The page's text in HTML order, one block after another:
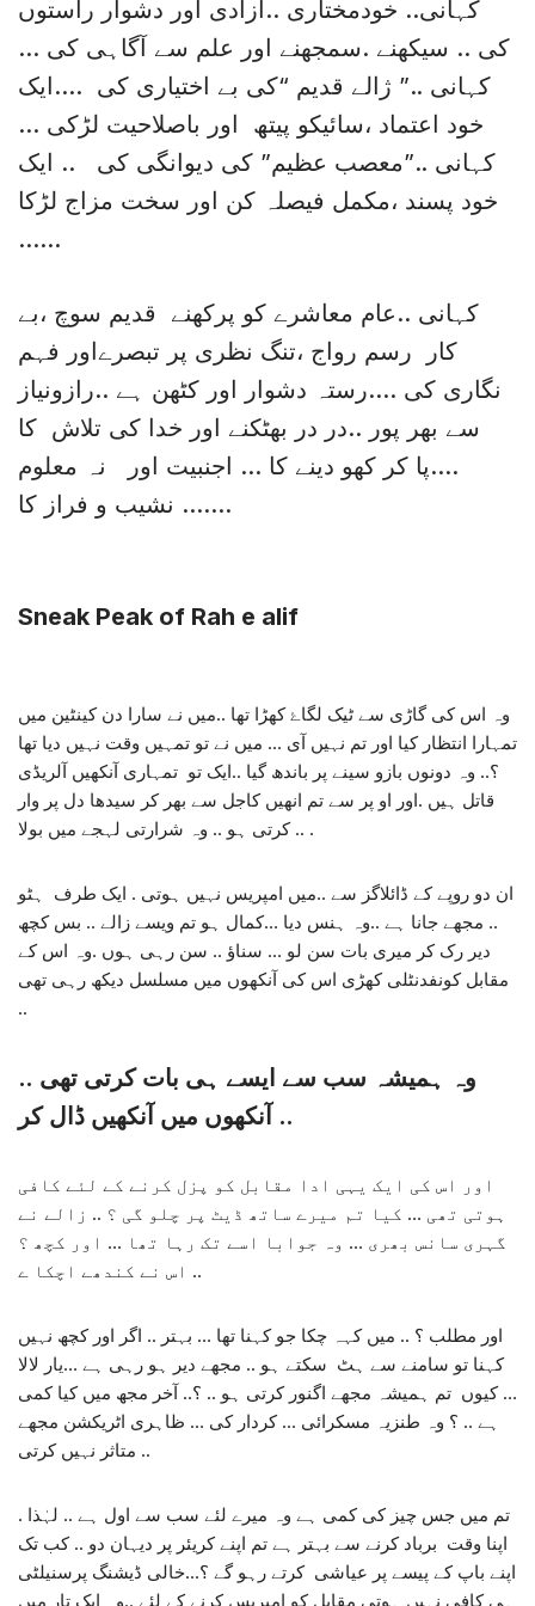
کہانی.. خودمختاری ..آزادی اور دشوار راستوں
کی .. سیکھنے .سمجھنے اور علم سے آگاہی کی …
کہانی ..” ژالے قدیم “کی بے اختیاری کی ….ایک
خود اعتماد ،سائیکو پیتھ اور باصلاحیت لڑکی …
کہانی ..”معصب عظیم” کی دیوانگی کی .. ایک
خود پسند ،مکمل فیصلہ کن اور سخت مزاج لڑکا
……
کہانی ..عام معاشرے کو پرکھنے قدیم سوچ ،بے
کار رسم رواج ،تنگ نظری پر تبصرےاور فہم
نگاری کی ….رستہ دشوار اور کٹھن ہے ..رازونیاز
سے بھر پور ..در در بھٹکنے اور خدا کی تلاش کا
….پا کر کھو دینے کا … اجنبیت اور نہ معلوم
نشیب و فراز کا …….
Sneak Peak of Rah e alif
وہ اس کی گاڑی سے ٹیک لگاۓ کھڑا تھا ..میں نے سارا دن کینٹین میں
تمہارا انتظار کیا اور تم نہیں آی … میں نے تو تمہیں وقت نہیں دیا تھا
؟.. وہ دونوں بازو سینے پر باندھ گیا ..ایک تو تمہاری آنکھیں آلریڈی
قاتل ہیں .اور او پر سے تم انھیں کاجل سے بھر کر سیدھا دل پر وار
کرتی ہو .. وہ شرارتی لہجے میں بولا .. .
ان دو روپے کے ڈائلاگز سے ..میں امپریس نہیں ہوتی . ایک طرف ہٹو
.. مجھے جانا ہے ..وہ ہنس دیا …کمال ہو تم ویسے زالے .. بس کچھ
دیر رک کر میری بات سن لو … سناؤ .. سن رہی ہوں .وہ اس کے
مقابل کونفدنٹلی کھڑی اس کی آنکھوں میں مسلسل دیکھ رہی تھی
..
وہ ہمیشہ سب سے ایسے ہی بات کرتی تھی ..
آنکھوں میں آنکھیں ڈال کر ..
اور اس کی ایک یہی ادا مقابل کو پزل کرنے کے لئے کافی
ہوتی تھی … کیا تم میرے ساتھ ڈیٹ پر چلو گی ؟ .. زالے نے
گہری سانس بھری … وہ جوابا اسے تک رہا تھا … اور کچھ ؟
اس نے کندھے اچکا ے ..
اور مطلب ؟ .. میں کہہ چکا جو کہنا تھا … بہتر .. اگر اور کچھ نہیں
کہنا تو سامنے سے ہٹ سکتے ہو .. مجھے دیر ہو رہی ہے …یار لالا
… کیوں تم ہمیشہ مجھے اگنور کرتی ہو .. ؟.. آخر مجھ میں کیا کمی
ہے .. ؟ وہ طنزیہ مسکرائی … کردار کی … ظاہری اٹریکشن مجھے
متاثر نہیں کرتی ..
. تم میں جس چیز کی کمی ہے وہ میرے لئے سب سے اول ہے .. لہٰذا
اپنا وقت برباد کرنے سے بہتر ہے تم اپنے کریئر پر دیہان دو .. کب تک
اپنے باپ کے پیسے پر عیاشی کرتے رہو گے ؟…خالی ڈیشنگ پرسنیلٹی
ہی کافی نہیں ہوتی مقابل کو امپریس کرنے کے لئے ..وہ ایک تار میں